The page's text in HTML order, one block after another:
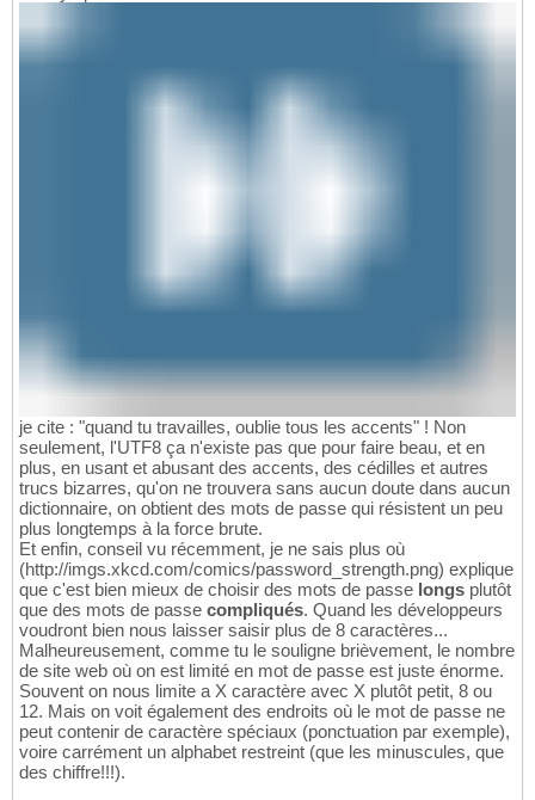
je cite : "quand tu travailles, oublie tous les accents" ! Non
seulement, l'UTF8 ça n'existe pas que pour faire beau, et en
plus, en usant et abusant des accents, des cédilles et autres
trucs bizarres, qu'on ne trouvera sans aucun doute dans aucun
dictionnaire, on obtient des mots de passe qui résistent un peu
plus longtemps à la force brute.
Et enfin, conseil vu récemment, je ne sais plus où
(http://imgs.xkcd.com/comics/password_strength.png) explique
que c'est bien mieux de choisir des mots de passe longs plutôt
que des mots de passe compliqués. Quand les développeurs
voudront bien nous laisser saisir plus de 8 caractères...
Malheureusement, comme tu le souligne brièvement, le nombre
de site web où on est limité en mot de passe est juste énorme.
Souvent on nous limite a X caractère avec X plutôt petit, 8 ou
12. Mais on voit également des endroits où le mot de passe ne
peut contenir de caractère spéciaux (ponctuation par exemple),
voire carrément un alphabet restreint (que les minuscules, que
des chiffre!!!).